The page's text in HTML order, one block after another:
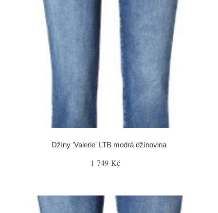
Džíny 'Valerie' LTB modrá džínovina
1 749 Kč